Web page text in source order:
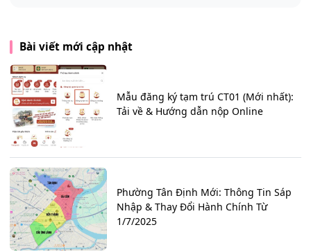
Bài viết mới cập nhật
Mẫu đăng ký tạm trú CT01 (Mới nhất):
Tải về & Hướng dẫn nộp Online
Phường Tân Định Mới: Thông Tin Sáp
Nhập & Thay Đổi Hành Chính Từ
1/7/2025